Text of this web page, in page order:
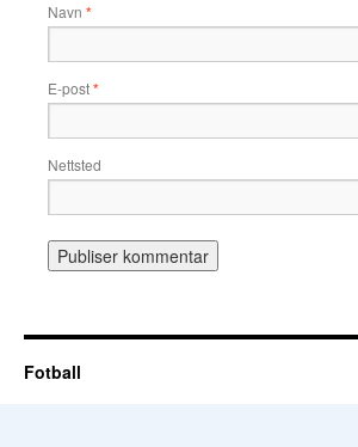
Navn *
E-post*
Nettsted
Fotball